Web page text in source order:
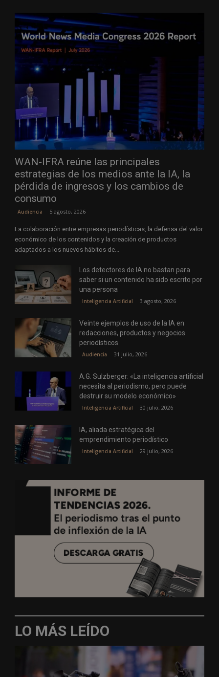
WAN-IFRA reúne las principales
estrategias de los medios ante la IA, la
pérdida de ingresos y los cambios de
consumo
Audiencia 5 agosto, 2026
La colaboración entre empresas periodísticas, la defensa del valor
económico de los contenidos y la creación de productos
adaptados a los nuevos hábitos de...
Los detectores de IA no bastan para
saber si un contenido ha sido escrito por
una persona
Inteligencia Artificial 3 agosto, 2026
Veinte ejemplos de uso de la IA en
redacciones, productos y negocios
periodísticos
Audiencia 31 julio, 2026
A.G. Sulzberger: «La inteligencia artificial
necesita al periodismo, pero puede
destruir su modelo económico»
Inteligencia Artificial 30 julio, 2026
IA, aliada estratégica del
emprendimiento periodístico
Inteligencia Artificial 29 julio, 2026
LO MÁS LEÍDO